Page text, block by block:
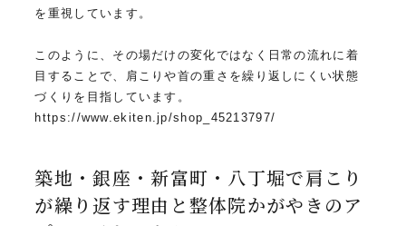
を重視しています。
このように、その場だけの変化ではなく日常の流れに着
目することで、肩こりや首の重さを繰り返しにくい状態
づくりを目指しています。
https://www.ekiten.jp/shop_45213797/
築地・銀座・新富町・八丁堀で肩こり
が繰り返す理由と整体院かがやきのア